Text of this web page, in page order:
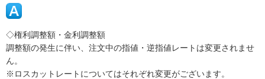
◇権利調整額・金利調整額
調整額の発生に伴い、注文中の指値・逆指値レートは変更されませ
ん。
※ロスカットレートについてはそれぞれ変更がございます。